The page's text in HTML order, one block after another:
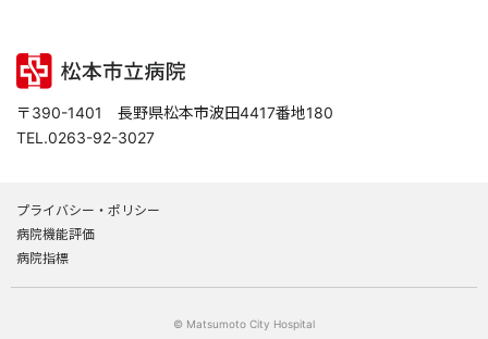
〒390-1401 長野県松本市波田4417番地180
TEL.0263-92-3027
プライバシー・ポリシー
病院機能評価
病院指標
© Matsumoto City Hospital